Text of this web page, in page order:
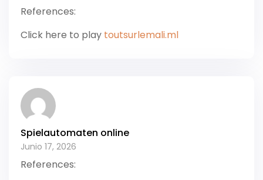
References:
Click here to play toutsurlemali.ml
Spielautomaten online
Junio 17, 2026
References: